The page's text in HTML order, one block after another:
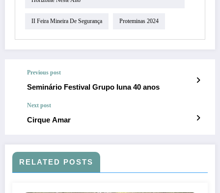
II Feira Mineira De Segurança Proteminas 2024
Previous post
Seminário Festival Grupo Iuna 40 anos
Next post
Cirque Amar
RELATED POSTS